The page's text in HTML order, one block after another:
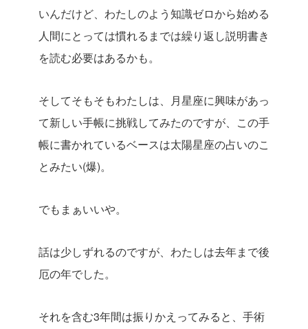
いんだけど、わたしのよう知識ゼロから始める
人間にとっては慣れるまでは繰り返し説明書き
を読む必要はあるかも。
そしてそもそもわたしは、月星座に興味があっ
て新しい手帳に挑戦してみたのですが、この手
帳に書かれているベースは太陽星座の占いのこ
とみたい(爆)。
でもまぁいいや。
話は少しずれるのですが、わたしは去年まで後
厄の年でした。
それを含む3年間は振りかえってみると、手術